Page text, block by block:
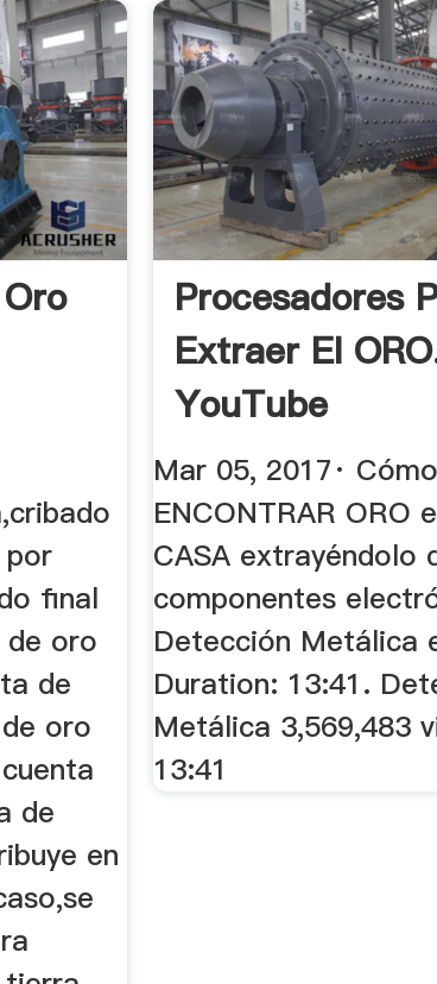
final
de oro
de
oro
de
en
Procesadores
Extraer El
YouTube
Mar 05, 2017· Cómo
ENCONTRAR ORO
CASA extrayéndolo
componentes
Detección Metálica
Duration: 13:41.
Metálica 3,569,483
13:41